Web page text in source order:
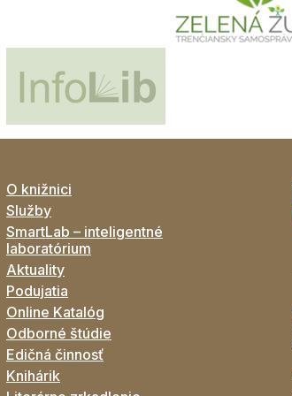
O knižnici
Služby
SmartLab – inteligentné
laboratórium
Aktuality
Podujatia
Online Katalóg
Odborné štúdie
Edičná činnosť
Knihárik